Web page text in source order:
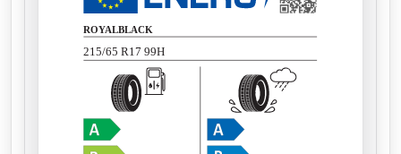
ROYALBLACK
215/65 R17 99H